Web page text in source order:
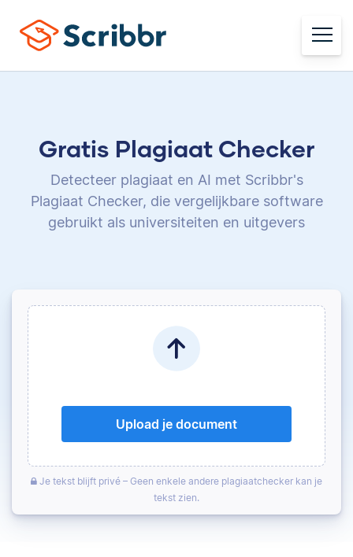
Gratis Plagiaat Checker
Detecteer plagiaat en AI met Scribbr's
Plagiaat Checker, die vergelijkbare software
gebruikt als universiteiten en uitgevers
Upload je document
Je tekst blijft privé – Geen enkele andere plagiaatchecker kan je
tekst zien.